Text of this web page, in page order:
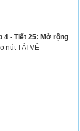
4 - Tiết 25: Mở rộng
nút TẢI VỀ